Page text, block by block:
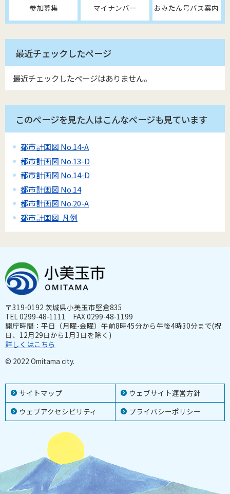
参加募集 マイナンバー おみたん号バス案内
最近チェックしたページ
最近チェックしたページはありません。
このページを見た人はこんなページも見ています
都市計画図 No.14-A
都市計画図 No.13-D
都市計画図 No.14-D
都市計画図 No.14
都市計画図 No.20-A
都市計画図 凡例
サイトマップ
ウェブサイト運営方針
ウェブアクセシビリティ
プライバシーポリシー
〒319-0192 茨城県小美玉市堅倉835
TEL 0299-48-1111 FAX 0299-48-1199
開庁時間：平日（月曜-金曜）午前8時45分から午後4時30分まで(祝
日、12月29日から1月3日を除く)
詳しくはこちら
© 2022 Omitama city.